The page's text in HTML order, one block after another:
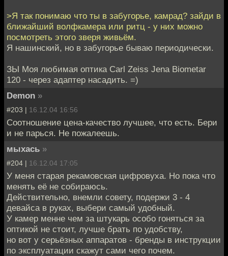
>Я так понимаю что ты в забугорье, камрад? зайди в
ближайший волфкамера или ритц - у них можно
посмотреть этого зверя живьём.
Я нашинский, но в забугорье бываю периодически.
ЗЫ Моя любимая оптика Carl Zeiss Jena Biometar
120 - через адаптер насадить. =)
Demon »
#203 | 16.12.04 16:56
Соотношение цена-качество лучшее, что есть. Бери
и не парься. Не пожалеешь.
мыхась »
#204 | 16.12.04 17:05
У меня старая рекамовская цифровуха. Но пока что
менять её не собираюсь.
Действительно, внемли совету, подержи 3 - 4
девайса в руках, выбери самый удобный.
У камер менне чем за штукарь особо гоняться за
оптикой не стоит, лучше брать по удобству,
но вот у серьёзных аппаратов - бренды в инструкции
по эксплуатации скажут сами чего почем.